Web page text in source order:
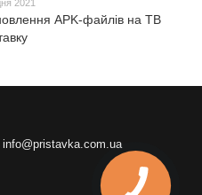
2021
APK-файлів на ТВ
info@pristavka.com.ua